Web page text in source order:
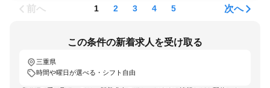
前へ 1 2 3 4 5 次へ
この条件の新着求人を受け取る
三重県
時間や曜日が選べる・シフト自由